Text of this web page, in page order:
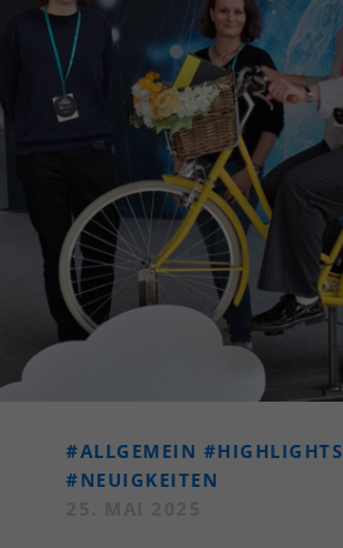
#ALLGEMEIN #HIGHLIGHTS
#NEUIGKEITEN